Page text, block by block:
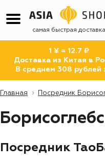
самая быстрая доставка
1 ¥ = 12.7 ₽
Доставка из Китая в
В среднем 308 рублей
Главная Посредник
Посредник